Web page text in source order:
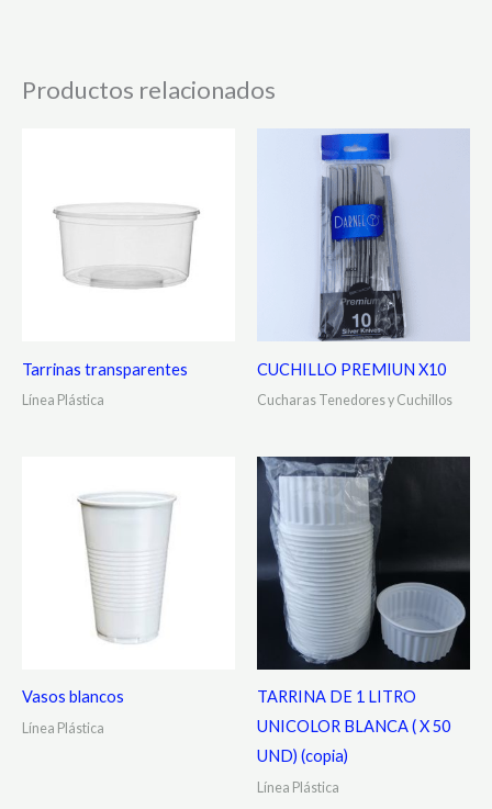
Productos relacionados
Tarrinas transparentes
Línea Plástica
CUCHILLO PREMIUN X10
Cucharas Tenedores y Cuchillos
Vasos blancos
Línea Plástica
TARRINA DE 1 LITRO
UNICOLOR BLANCA ( X 50
UND) (copia)
Línea Plástica